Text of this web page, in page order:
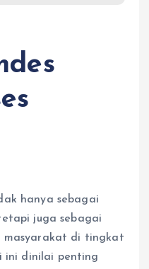
hanya sebagai
juga sebagai
masyarakat di tingkat
ini dinilai penting